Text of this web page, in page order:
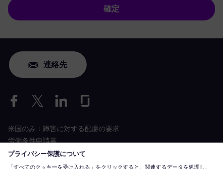
確定
連絡先
米国のみ：障害に対する配慮の要求
労働条件申請書
siemens-energy.comグローバルウェブサイト